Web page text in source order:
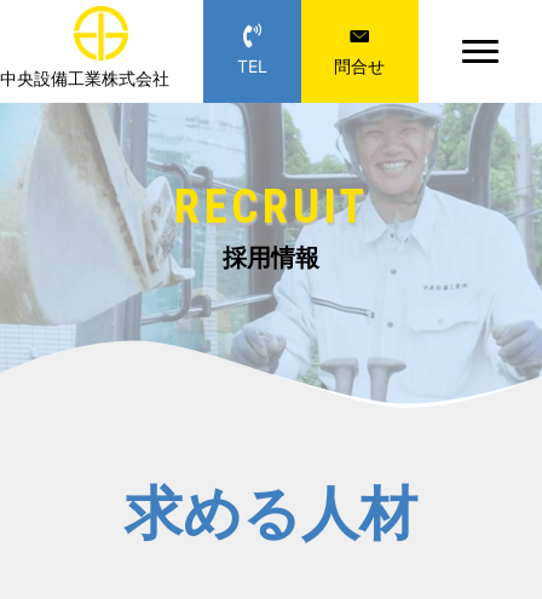
中央設備工業株式会社
TEL 問合せ
RECRUIT
採用情報
求める人材